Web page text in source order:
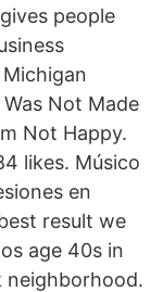
people
Not Made
Not Happy.
likes. Músico
en
result we
age 40s in
neighborhood.